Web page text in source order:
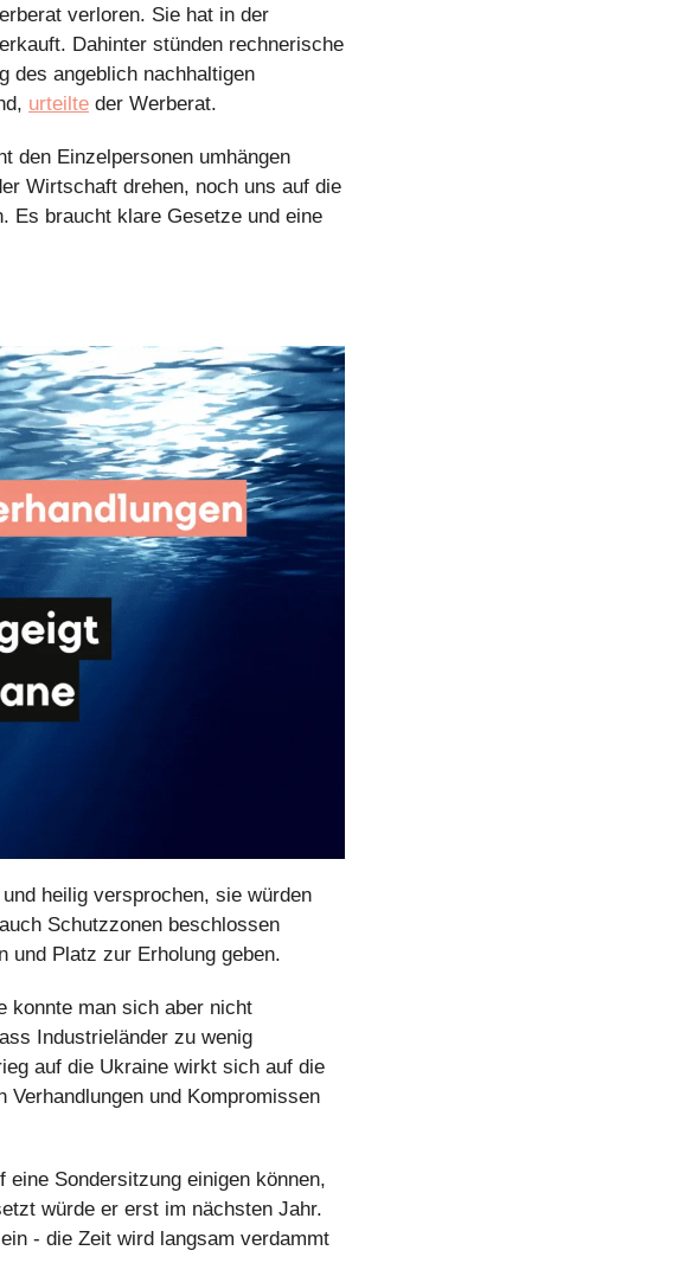
verloren. Sie hat in der
Dahinter stünden rechnerische
des angeblich nachhaltigen
urteilte der Werberat.
den Einzelpersonen umhängen
Wirtschaft drehen, noch uns auf die
Es braucht klare Gesetze und eine
heilig versprochen, sie würden
Schutzzonen beschlossen
und Platz zur Erholung geben.
konnte man sich aber nicht
Industrieländer zu wenig
auf die Ukraine wirkt sich auf die
Verhandlungen und Kompromissen
Sondersitzung einigen können,
würde er erst im nächsten Jahr.
- die Zeit wird langsam verdammt